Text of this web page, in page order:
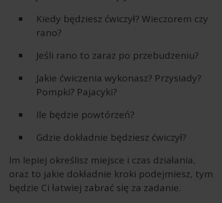
Kiedy będziesz ćwiczył? Wieczorem czy
rano?
Jeśli rano to zaraz po przebudzeniu?
Jakie ćwiczenia wykonasz? Przysiady?
Pompki? Pajacyki?
Ile będzie powtórzeń?
Gdzie dokładnie będziesz ćwiczył?
Im lepiej określisz miejsce i czas działania,
oraz to jakie dokładnie kroki podejmiesz, tym
będzie Ci łatwiej zabrać się za zadanie.